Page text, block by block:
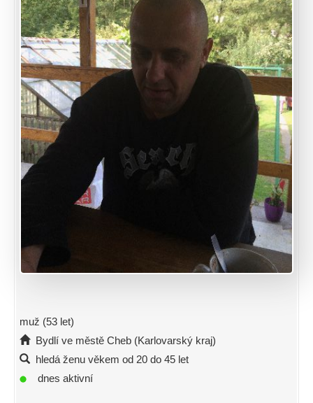
muž (53 let)
Bydlí ve městě Cheb (Karlovarský kraj)
hledá ženu věkem od 20 do 45 let
dnes aktivní